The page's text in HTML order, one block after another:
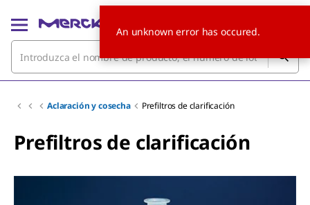
Aclaración y cosecha Prefiltros de clarificación
Prefiltros de clarificación
An unknown error has occured.